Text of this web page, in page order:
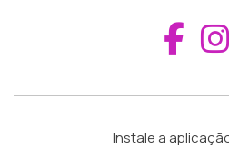
Instale a